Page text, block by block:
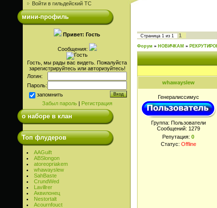
Войти в гильдейский ТС
мини-профиль
Привет: Гость
Сообщения:
Гость, мы рады вас видеть. Пожалуйста
зарегистрируйтесь или авторизуйтесь!
Логин:
Пароль:
запомнить
Забыл пароль| Регистрация
о наборе в клан
Топ флудеров
AAGuift
ABSlongon
atoreopriakem
whawayslew
SahBaste
CrundWed
Lavillrer
Аквилонец
Nestortalt
Acournfouct
Страница 1 из 1 1
Форум » НОВИЧКАМ »
whawayslew
Генералиссимус
Группа: Пользователи
Сообщений: 1279
Репутация: 0
Статус: Offline